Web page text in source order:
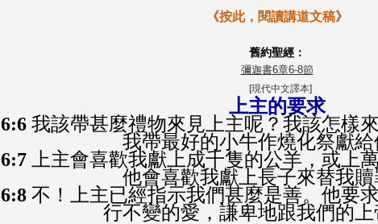
《按此，閱讀講道文稿》
舊約聖經：
彌迦書6章6-8節
[現代中文譯本]
上主的要求
6:6我該帶甚麼禮物來見上主呢？我該怎樣
我帶最好的小牛作燒化祭獻
6:7上主會喜歡我獻上成千隻的公羊，或上
他會喜歡我獻上長子來替我
6:8不！上主已經指示我們甚麼是善。他要
行不變的愛，謙卑地跟我們的